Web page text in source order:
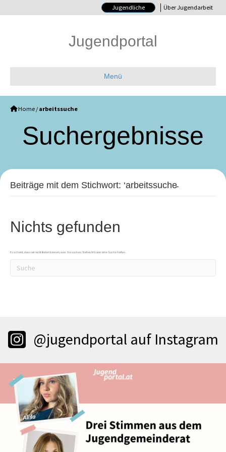
Jugendliche Über Jugendarbeit
Jugendportal
Menü
Home / arbeitssuche
Such­ergebnisse
Beiträge mit dem Stichwort: ‘arbeitssuche̵
Nichts gefunden
Es scheint, dass wir nicht finden können, was Sie suchen. Vielleicht kann eine Suche helfen.
@jugendportal auf Instagram